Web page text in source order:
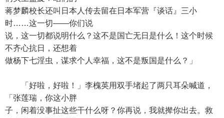
蒋梦麟校长还叫日本人传去留在日本军营『谈话』三小
时……这一切——你们说
说，这一切都说明什么？这不是国亡无日是什么！这个时候
不齐心抗日，还想着
做杨下七淫虫，谋求个人幸福，这不是叛国是什么？」
「好啦，好啦！」李槐英用双手堵起了两只耳朵喊道，
「张莲瑞，你这小胖
子，闲着没事扯这些干什么呀？你再说，我就撵你出去。救